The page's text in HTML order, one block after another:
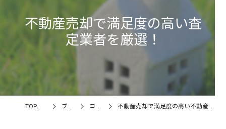
不動産売却で満足度の高い査
定業者を厳選！
TOPページ ブログ コラム 不動産売却で満足度の高い不動産査定業者を厳選！